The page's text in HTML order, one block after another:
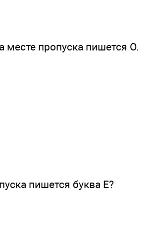
месте пропуска пишется О.
пишется буква Е?